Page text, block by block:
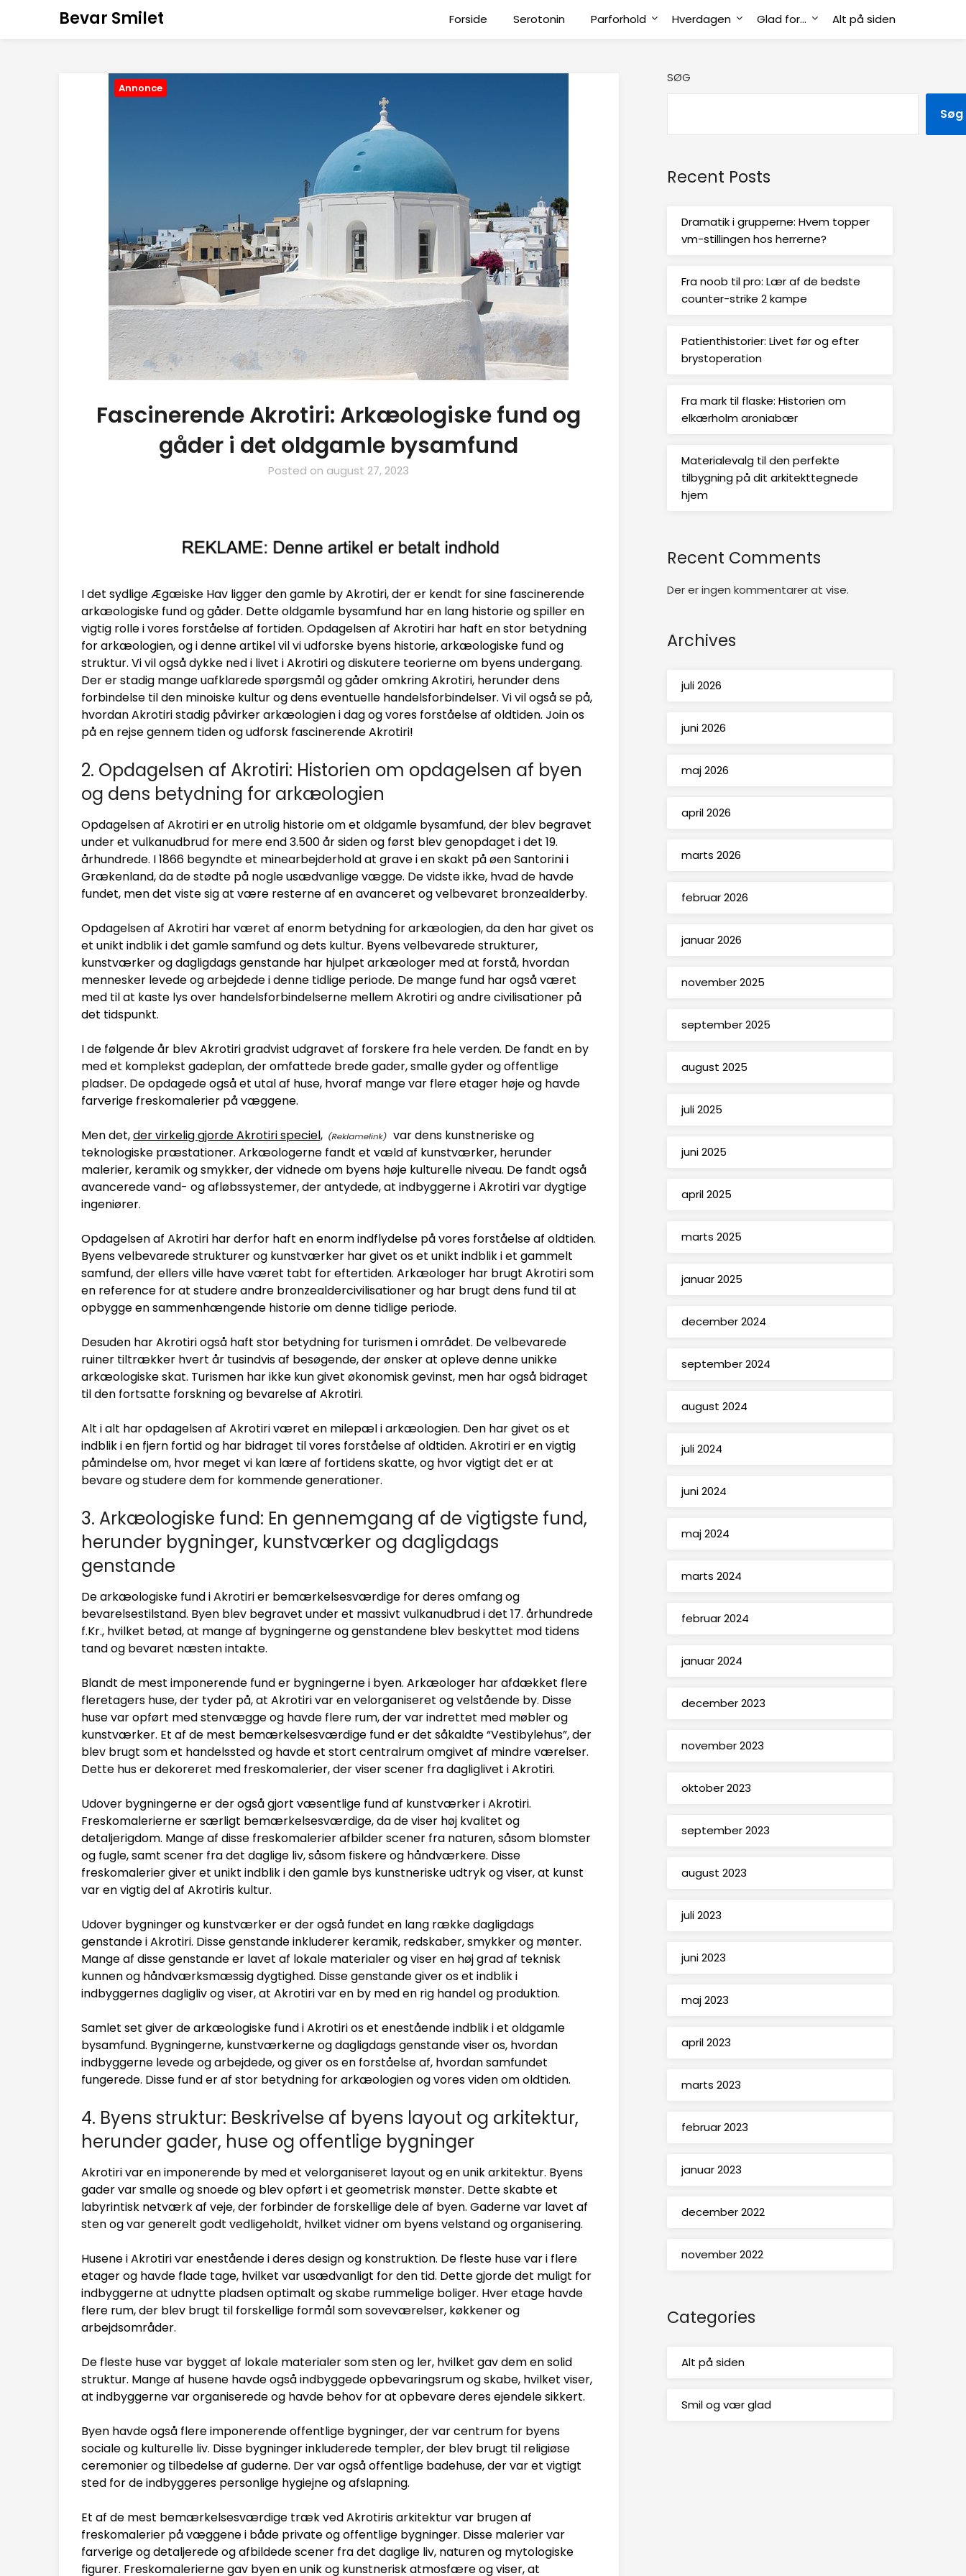
Bevar Smilet Forside Serotonin Parforhold Hverdagen Glad for… Alt på siden
Annonce
Fascinerende Akrotiri: Arkæologiske fund og
gåder i det oldgamle bysamfund
Posted on august 27, 2023
I det sydlige Ægæiske Hav ligger den gamle by Akrotiri, der er kendt for sine fascinerende
arkæologiske fund og gåder. Dette oldgamle bysamfund har en lang historie og spiller en
vigtig rolle i vores forståelse af fortiden. Opdagelsen af Akrotiri har haft en stor betydning
for arkæologien, og i denne artikel vil vi udforske byens historie, arkæologiske fund og
struktur. Vi vil også dykke ned i livet i Akrotiri og diskutere teorierne om byens undergang.
Der er stadig mange uafklarede spørgsmål og gåder omkring Akrotiri, herunder dens
forbindelse til den minoiske kultur og dens eventuelle handelsforbindelser. Vi vil også se på,
hvordan Akrotiri stadig påvirker arkæologien i dag og vores forståelse af oldtiden. Join os
på en rejse gennem tiden og udforsk fascinerende Akrotiri!
2. Opdagelsen af Akrotiri: Historien om opdagelsen af byen
og dens betydning for arkæologien
Opdagelsen af Akrotiri er en utrolig historie om et oldgamle bysamfund, der blev begravet
under et vulkanudbrud for mere end 3.500 år siden og først blev genopdaget i det 19.
århundrede. I 1866 begyndte et minearbejderhold at grave i en skakt på øen Santorini i
Grækenland, da de stødte på nogle usædvanlige vægge. De vidste ikke, hvad de havde
fundet, men det viste sig at være resterne af en avanceret og velbevaret bronzealderby.
Opdagelsen af Akrotiri har været af enorm betydning for arkæologien, da den har givet os
et unikt indblik i det gamle samfund og dets kultur. Byens velbevarede strukturer,
kunstværker og dagligdags genstande har hjulpet arkæologer med at forstå, hvordan
mennesker levede og arbejdede i denne tidlige periode. De mange fund har også været
med til at kaste lys over handelsforbindelserne mellem Akrotiri og andre civilisationer på
det tidspunkt.
I de følgende år blev Akrotiri gradvist udgravet af forskere fra hele verden. De fandt en by
med et komplekst gadeplan, der omfattede brede gader, smalle gyder og offentlige
pladser. De opdagede også et utal af huse, hvoraf mange var flere etager høje og havde
farverige freskomalerier på væggene.
Men det,der virkelig gjorde Akrotiri speciel,
var dens kunstneriske og
teknologiske præstationer. Arkæologerne fandt et væld af kunstværker, herunder
malerier, keramik og smykker, der vidnede om byens høje kulturelle niveau. De fandt også
avancerede vand- og afløbssystemer, der antydede, at indbyggerne i Akrotiri var dygtige
ingeniører.
Opdagelsen af Akrotiri har derfor haft en enorm indflydelse på vores forståelse af oldtiden.
Byens velbevarede strukturer og kunstværker har givet os et unikt indblik i et gammelt
samfund, der ellers ville have været tabt for eftertiden. Arkæologer har brugt Akrotiri som
en reference for at studere andre bronzealdercivilisationer og har brugt dens fund til at
opbygge en sammenhængende historie om denne tidlige periode.
Desuden har Akrotiri også haft stor betydning for turismen i området. De velbevarede
ruiner tiltrækker hvert år tusindvis af besøgende, der ønsker at opleve denne unikke
arkæologiske skat. Turismen har ikke kun givet økonomisk gevinst, men har også bidraget
til den fortsatte forskning og bevarelse af Akrotiri.
Alt i alt har opdagelsen af Akrotiri været en milepæl i arkæologien. Den har givet os et
indblik i en fjern fortid og har bidraget til vores forståelse af oldtiden. Akrotiri er en vigtig
påmindelse om, hvor meget vi kan lære af fortidens skatte, og hvor vigtigt det er at
bevare og studere dem for kommende generationer.
3. Arkæologiske fund: En gennemgang af de vigtigste fund,
herunder bygninger, kunstværker og dagligdags
genstande
De arkæologiske fund i Akrotiri er bemærkelsesværdige for deres omfang og
bevarelsestilstand. Byen blev begravet under et massivt vulkanudbrud i det 17. århundrede
f.Kr., hvilket betød, at mange af bygningerne og genstandene blev beskyttet mod tidens
tand og bevaret næsten intakte.
Blandt de mest imponerende fund er bygningerne i byen. Arkæologer har afdækket flere
fleretagers huse, der tyder på, at Akrotiri var en velorganiseret og velstående by. Disse
huse var opført med stenvægge og havde flere rum, der var indrettet med møbler og
kunstværker. Et af de mest bemærkelsesværdige fund er det såkaldte “Vestibylehus”, der
blev brugt som et handelssted og havde et stort centralrum omgivet af mindre værelser.
Dette hus er dekoreret med freskomalerier, der viser scener fra dagliglivet i Akrotiri.
Udover bygningerne er der også gjort væsentlige fund af kunstværker i Akrotiri.
Freskomalerierne er særligt bemærkelsesværdige, da de viser høj kvalitet og
detaljerigdom. Mange af disse freskomalerier afbilder scener fra naturen, såsom blomster
og fugle, samt scener fra det daglige liv, såsom fiskere og håndværkere. Disse
freskomalerier giver et unikt indblik i den gamle bys kunstneriske udtryk og viser, at kunst
var en vigtig del af Akrotiris kultur.
Udover bygninger og kunstværker er der også fundet en lang række dagligdags
genstande i Akrotiri. Disse genstande inkluderer keramik, redskaber, smykker og mønter.
Mange af disse genstande er lavet af lokale materialer og viser en høj grad af teknisk
kunnen og håndværksmæssig dygtighed. Disse genstande giver os et indblik i
indbyggernes dagligliv og viser, at Akrotiri var en by med en rig handel og produktion.
Samlet set giver de arkæologiske fund i Akrotiri os et enestående indblik i et oldgamle
bysamfund. Bygningerne, kunstværkerne og dagligdags genstande viser os, hvordan
indbyggerne levede og arbejdede, og giver os en forståelse af, hvordan samfundet
fungerede. Disse fund er af stor betydning for arkæologien og vores viden om oldtiden.
4. Byens struktur: Beskrivelse af byens layout og arkitektur,
herunder gader, huse og offentlige bygninger
Akrotiri var en imponerende by med et velorganiseret layout og en unik arkitektur. Byens
gader var smalle og snoede og blev opført i et geometrisk mønster. Dette skabte et
labyrintisk netværk af veje, der forbinder de forskellige dele af byen. Gaderne var lavet af
sten og var generelt godt vedligeholdt, hvilket vidner om byens velstand og organisering.
Husene i Akrotiri var enestående i deres design og konstruktion. De fleste huse var i flere
etager og havde flade tage, hvilket var usædvanligt for den tid. Dette gjorde det muligt for
indbyggerne at udnytte pladsen optimalt og skabe rummelige boliger. Hver etage havde
flere rum, der blev brugt til forskellige formål som soveværelser, køkkener og
arbejdsområder.
De fleste huse var bygget af lokale materialer som sten og ler, hvilket gav dem en solid
struktur. Mange af husene havde også indbyggede opbevaringsrum og skabe, hvilket viser,
at indbyggerne var organiserede og havde behov for at opbevare deres ejendele sikkert.
Byen havde også flere imponerende offentlige bygninger, der var centrum for byens
sociale og kulturelle liv. Disse bygninger inkluderede templer, der blev brugt til religiøse
ceremonier og tilbedelse af guderne. Der var også offentlige badehuse, der var et vigtigt
sted for de indbyggeres personlige hygiejne og afslapning.
Et af de mest bemærkelsesværdige træk ved Akrotiris arkitektur var brugen af
freskomalerier på væggene i både private og offentlige bygninger. Disse malerier var
farverige og detaljerede og afbildede scener fra det daglige liv, naturen og mytologiske
figurer. Freskomalerierne gav byen en unik og kunstnerisk atmosfære og viser, at
SØG
Søg
Recent Posts
Dramatik i grupperne: Hvem topper
vm-stillingen hos herrerne?
Fra noob til pro: Lær af de bedste
counter-strike 2 kampe
Patienthistorier: Livet før og efter
brystoperation
Fra mark til flaske: Historien om
elkærholm aroniabær
Materialevalg til den perfekte
tilbygning på dit arkitekttegnede
hjem
Recent Comments
Der er ingen kommentarer at vise.
Archives
juli 2026
juni 2026
maj 2026
april 2026
marts 2026
februar 2026
januar 2026
november 2025
september 2025
august 2025
juli 2025
juni 2025
april 2025
marts 2025
januar 2025
december 2024
september 2024
august 2024
juli 2024
juni 2024
maj 2024
marts 2024
februar 2024
januar 2024
december 2023
november 2023
oktober 2023
september 2023
august 2023
juli 2023
juni 2023
maj 2023
april 2023
marts 2023
februar 2023
januar 2023
december 2022
november 2022
Categories
Alt på siden
Smil og vær glad